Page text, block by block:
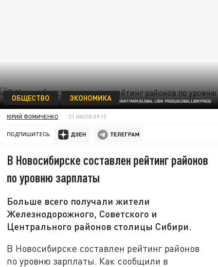
ФОТО: MAKSIM KONSTANTINOV/GLOBAL LOOK PRESS/GLOBALLOOKPRESS
ОБЩЕСТВО ЭКОНОМИКА
ЮРИЙ ФОМИЧЕНКО 31 ИЮЛЯ 09:15
ПОДПИШИТЕСЬ:
В Новосибирске составлен рейтинг районов
по уровню зарплаты
Больше всего получали жители
Железнодорожного, Советского и
Центрального районов столицы Сибири.
В Новосибирске составлен рейтинг районов
по уровню зарплаты. Как сообщили в